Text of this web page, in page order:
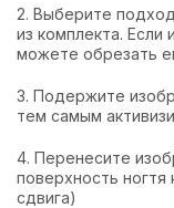
2. Выберите
из комплекта.
можете обрезать
3. Подержите
тем самым
4. Перенесите
поверхность
сдвига)